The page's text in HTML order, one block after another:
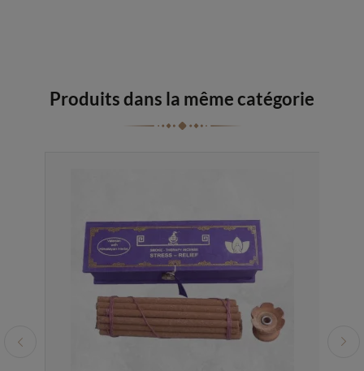
Produits dans la même catégorie